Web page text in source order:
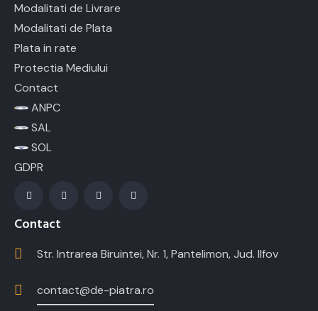
Modalitati de Livrare
Modalitati de Plata
Plata in rate
Protectia Mediului
Contact
ANPC
SAL
SOL
GDPR
Contact
Str. Intrarea Biruintei, Nr. 1, Pantelimon, Jud. Ilfov
contact@de-piatra.ro